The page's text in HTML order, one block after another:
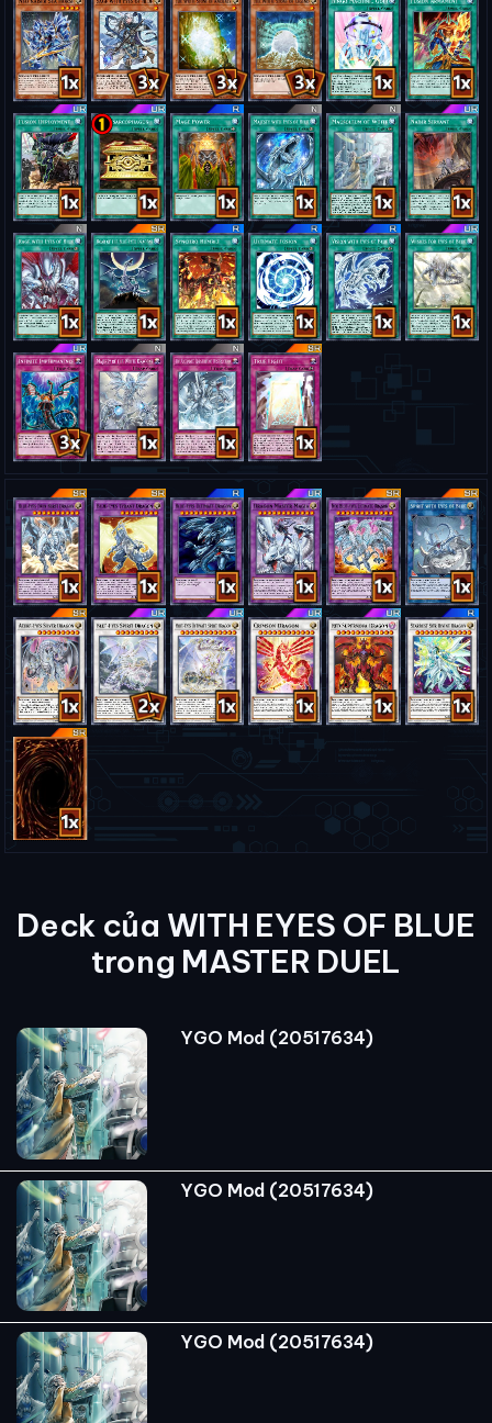
Deck của WITH EYES OF BLUE
trong MASTER DUEL
YGO Mod (20517634)
YGO Mod (20517634)
YGO Mod (20517634)